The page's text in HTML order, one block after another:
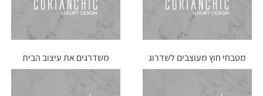
מטבחי חוץ מעוצבים לשדרוג
חוויית האירוח
משדרגים את עיצוב הבית
עם משטחי קוריאן